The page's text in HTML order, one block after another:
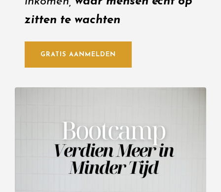
zitten te wachten
GRATIS AANMELDEN